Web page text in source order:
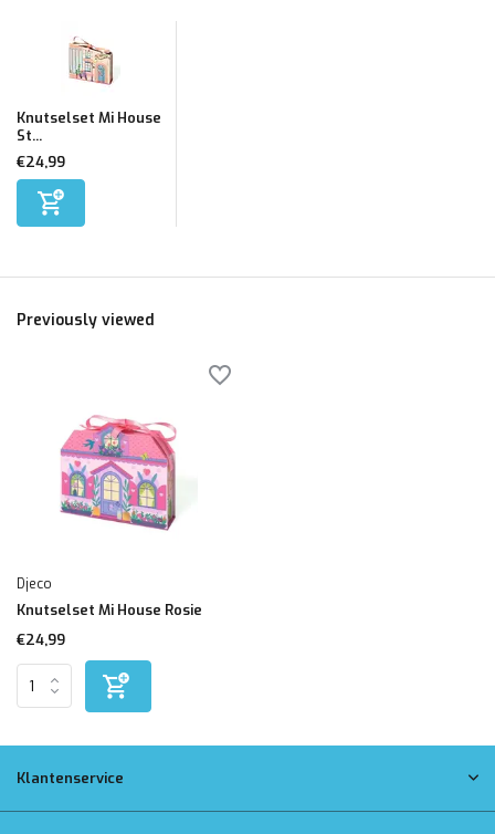
Knutselset Mi House
St...
€24,99
Previously viewed
Djeco
Knutselset Mi House Rosie
€24,99
Klantenservice